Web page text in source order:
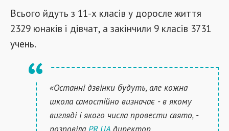
Всього йдуть з 11-х класів у доросле життя
2329 юнаків і дівчат, а закінчили 9 класів 3731
учень.
«Останні дзвінки будуть, але кожна
школа самостійно визначає - в якому
вигляді і якого числа провести свято, -